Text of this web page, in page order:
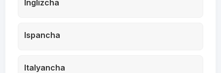
Inglizcha
Ispancha
Italyancha